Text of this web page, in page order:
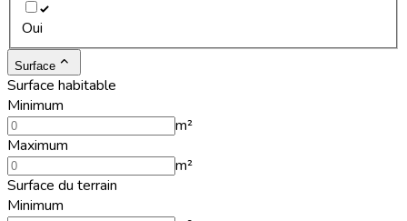
Oui
Surface
Surface habitable
Minimum
m²
Maximum
m²
Surface du terrain
Minimum